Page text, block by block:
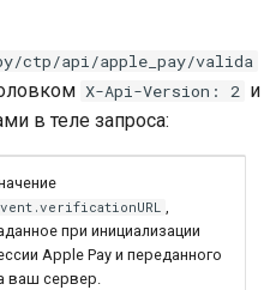
ctp/api/apple_pay/valida
X-Api-Version: 2 и
в теле запроса:
,
при инициализации
Apple Pay и переданного
ваш сервер.